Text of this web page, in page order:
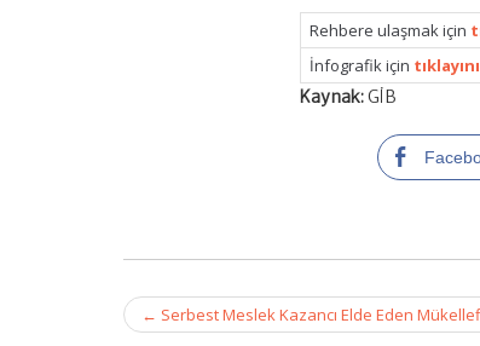
Rehbere ulaşmak için
İnfografik için
Kaynak:GİB
Post
navigation
← Serbest Meslek Kazancı Elde Eden